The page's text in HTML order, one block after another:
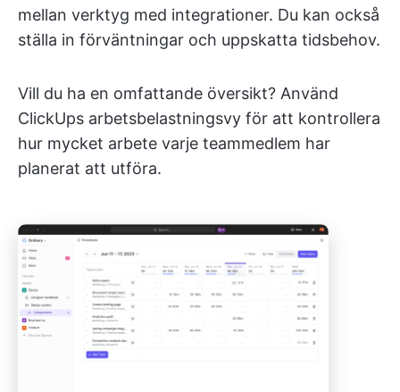
mellan verktyg med integrationer. Du kan också
ställa in förväntningar och uppskatta tidsbehov.
Vill du ha en omfattande översikt? Använd
ClickUps arbetsbelastningsvy för att kontrollera
hur mycket arbete varje teammedlem har
planerat att utföra.